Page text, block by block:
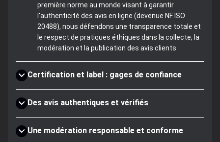
première norme au monde visant à garantir
l'authenticité des avis en ligne (devenue NF ISO
20488), nous défendons une transparence totale et
le respect de pratiques éthiques dans la collecte, la
modération et la publication des avis clients.
Certification et label : gages de confiance
Des avis authentiques et vérifiés
Une modération responsable et conforme